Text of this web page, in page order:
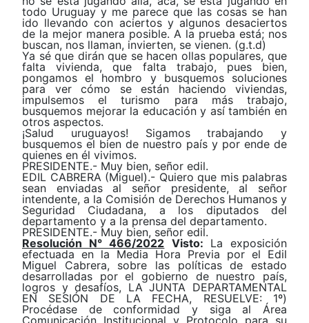
todo Uruguay y me parece que las cosas se han
ido llevando con aciertos y algunos desaciertos
de la mejor manera posible. A la prueba está; nos
buscan, nos llaman, invierten, se vienen. (g.t.d)
Ya sé que dirán que se hacen ollas populares, que
falta vivienda, que falta trabajo, pues bien,
pongamos el hombro y busquemos soluciones
para ver cómo se están haciendo viviendas,
impulsemos el turismo para más trabajo,
busquemos mejorar la educación y así también en
otros aspectos.
¡Salud uruguayos! Sigamos trabajando y
busquemos el bien de nuestro país y por ende de
quienes en él vivimos.
PRESIDENTE.- Muy bien, señor edil.
EDIL CABRERA (Miguel).- Quiero que mis palabras
sean enviadas al señor presidente, al señor
intendente, a la Comisión de Derechos Humanos y
Seguridad Ciudadana, a los diputados del
departamento y a la prensa del departamento.
PRESIDENTE.- Muy bien, señor edil.
Resolución N° 466/2022 Visto: La exposición
efectuada en la Media Hora Previa por el Edil
Miguel Cabrera, sobre las políticas de estado
desarrolladas por el gobierno de nuestro país,
logros y desafíos, LA JUNTA DEPARTAMENTAL
EN SESIÓN DE LA FECHA, RESUELVE: 1º)
Procédase de conformidad y siga al Área
Comunicación Institucional y Protocolo para su